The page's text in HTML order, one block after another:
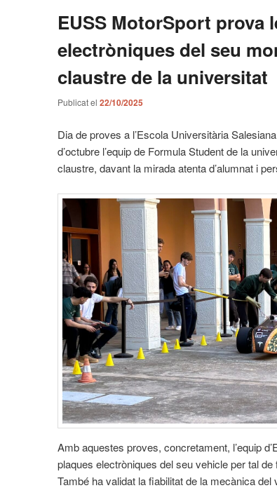
EUSS MotorSport prova
electròniques del seu
claustre de la universitat
Publicat el 22/10/2025
Dia de proves a l’Escola Universitària
d’octubre l’equip de Formula Student de la
claustre, davant la mirada atenta d’alumnat i
Amb aquestes proves, concretament, l’equip
plaques electròniques del seu vehicle per tal
També ha validat la fiabilitat de la mecànica del